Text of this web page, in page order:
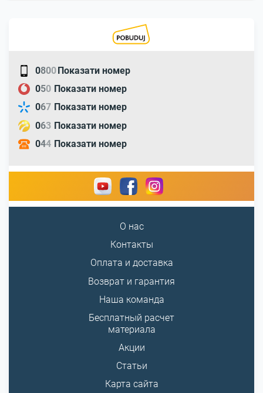
0800Показати номер
050 Показати номер
067 Показати номер
063 Показати номер
044 Показати номер
О нас
Контакты
Оплата и доставка
Возврат и гарантия
Наша команда
Бесплатный расчет
материала
Акции
Статьи
Карта сайта